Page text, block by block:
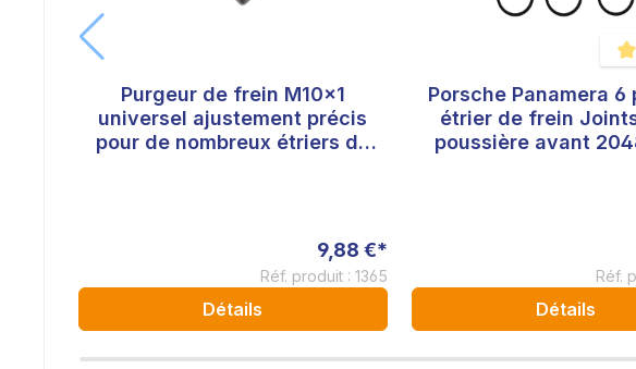
Purgeur de frein M10x1
universel ajustement précis
pour de nombreux étriers de
9,88 €*
Réf. produit : 1365
Détails
Porsche Panamera 6
étrier de frein
poussière avant
Réf.
Détails